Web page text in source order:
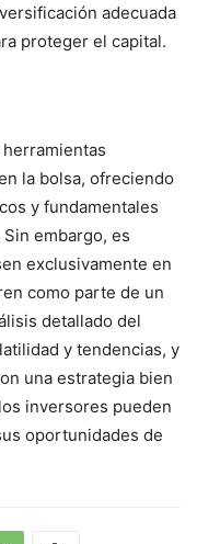
adecuada
proteger el capital.
herramientas
la bolsa, ofreciendo
y fundamentales
embargo, es
exclusivamente en
como parte de un
detallado del
y tendencias, y
una estrategia bien
inversores pueden
oportunidades de